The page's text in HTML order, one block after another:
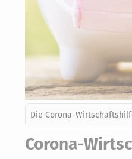
Die Corona-
Corona-